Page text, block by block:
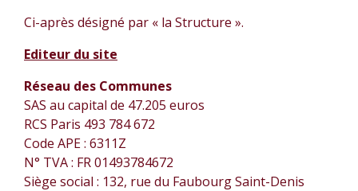
Ci-après désigné par « la Structure ».
Editeur du site
Réseau des Communes
SAS au capital de 47.205 euros
RCS Paris 493 784 672
Code APE : 6311Z
N° TVA : FR 01493784672
Siège social : 132, rue du Faubourg Saint-Denis